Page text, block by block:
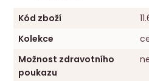
Kód zboží
Kolekce
Možnost zdravotního
poukazu